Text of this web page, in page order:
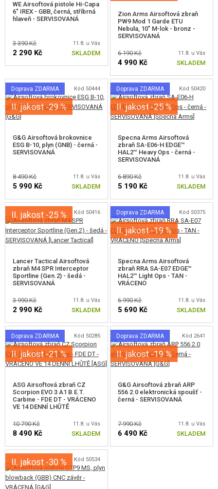
WE Airsoftová pistole Hi-Capa
6" IREX - GBB, černá, stříbrná
hlaveň - SERVISOVANÁ
3 390 Kč 11.8. u Vás
2 290 Kč SKLADEM
Zion Arms Airsoftová zbraň
PW9 Mod 1 Garde ETU
Nebula, 10" M-lok - bronz -
SERVISOVANÁ
6 190 Kč 11.8. u Vás
4 990 Kč SKLADEM
Doprava ZDARMA
II. jakost -29 %
Kód 50444
G&G Airsoftová brokovnice
ESG B-10, plyn (GNB) - černá -
SERVISOVANÁ
8 490 Kč 11.8. u Vás
5 990 Kč SKLADEM
Doprava ZDARMA
II. jakost -25 %
Kód 50420
Specna Arms Airsoftová
zbraň SA-E06-H EDGE™
HAL2™ Heavy Ops - černá -
SERVISOVANÁ
6 890 Kč 11.8. u Vás
5 190 Kč SKLADEM
II. jakost -25 % Kód 50416
Lancer Tactical Airsoftová
zbraň M4 SPR Interceptor
Sportline (Gen.2) - šedá -
SERVISOVANÁ
3 990 Kč 11.8. u Vás
2 990 Kč SKLADEM
Doprava ZDARMA
II. jakost -19 %
Kód 50375
Specna Arms Airsoftová
zbraň RRA SA-E07 EDGE™
HAL2™ Light Ops - TAN -
VRÁCENO
6 990 Kč 11.8. u Vás
5 690 Kč SKLADEM
Doprava ZDARMA
II. jakost -21 %
Kód 50285
ASG Airsoftová zbraň CZ
Scorpion EVO 3 A1 B.E.T.
Carbine - FDE DT - VRÁCENO
VE 14 DENNÍ LHŮTĚ
10 790 Kč 11.8. u Vás
8 490 Kč SKLADEM
Doprava ZDARMA
II. jakost -19 %
Kód 2641
G&G Airsoftová zbraň ARP
556 2.0 elektronická spoušť -
černá - SERVISOVANÁ
7 990 Kč 11.8. u Vás
6 490 Kč SKLADEM
II. jakost -30 % Kód 50534